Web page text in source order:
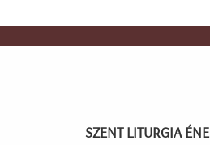
SZENT LITURGIA